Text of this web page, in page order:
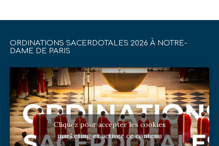
ORDINATIONS SACERDOTALES 2026 À NOTRE-
DAME DE PARIS
Cliquez pour accepter les cookies
marketing et activer ce contenu